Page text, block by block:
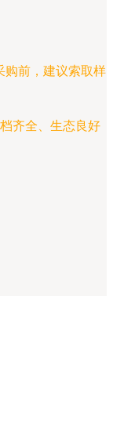
购前，建议索取样
齐全、生态良好